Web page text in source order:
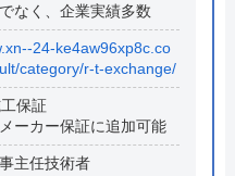
なく、企業実績多数
24-ke4aw96xp8c.co
category/r-t-exchange/
保証
ーカー保証に追加可能
主任技術者